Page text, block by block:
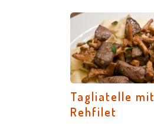
Tagliatelle mit
Rehfilet